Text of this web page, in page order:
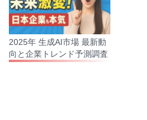
2025年 生成AI市場 最新動
向と企業トレンド予測調査